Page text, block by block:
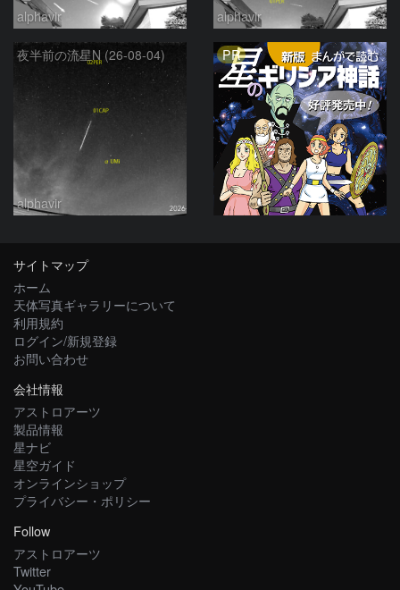
alphavir alphavir
夜半前の流星N (26-08-04)
alphavir
PR
サイトマップ
ホーム
天体写真ギャラリーについて
利用規約
ログイン/新規登録
お問い合わせ
会社情報
アストロアーツ
製品情報
星ナビ
星空ガイド
オンラインショップ
プライバシー・ポリシー
Follow
アストロアーツ
Twitter